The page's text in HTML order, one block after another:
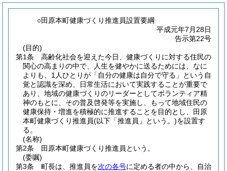
○田原本町健康づくり推進員設置要綱
平成元年7月28日
告示第22号
(目的)
第1条
高齢化社会を迎えた今日、健康づくりに対する住民の
関心の高まりの中で、人生を健やかに送るためには、なに
よりも、1人ひとりが「自分の健康は自分で守る」という自
覚と認識を深め、日常生活において実践することが重要で
あり、地域の健康づくりのリーダーとしてボランティア精
神のもとに、その普及啓発等を実施し、もって地域住民の
健康保持・増進を積極的に推進することを目的とし、田原
本町健康づくり推進員(以下「推進員」という。)を設置す
る。
(名称)
第2条
田原本町健康づくり推進員という。
(委嘱)
第3条
町長は、推進員を次の各号に定める者の中から、自治